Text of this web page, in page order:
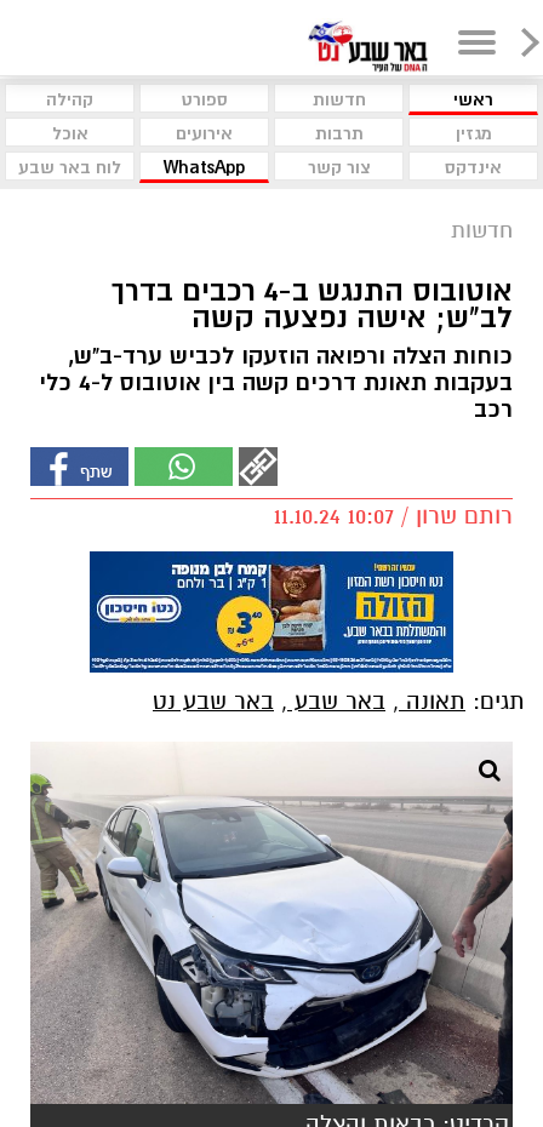
ראשי חדשות ספורט
קהילה
מגזין
תרבות אירועים
אוכל
אינדקס
צור קשר WhatsApp לוח באר שבע
חדשות
אוטובוס התנגש ב-4 רכבים בדרך
לב"ש; אישה נפצעה קשה
כוחות הצלה ורפואה הוזעקו לכביש ערד-ב"ש,
בעקבות תאונת דרכים קשה בין אוטובוס ל-4 כלי
רכב
רותם שרון / 10:07 11.10.24
תגים: תאונה , באר שבע , באר שבע נט